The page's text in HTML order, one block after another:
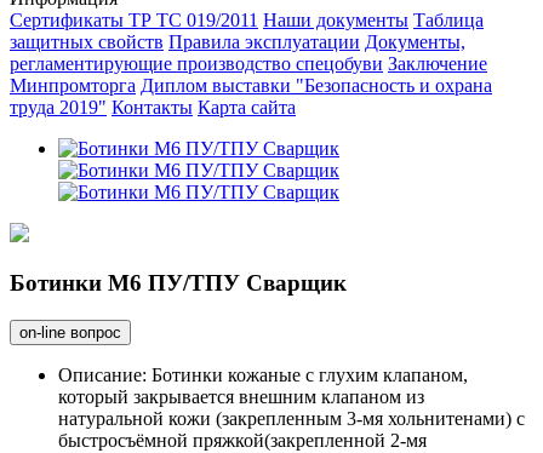
Сертификаты ТР ТС 019/2011 Наши документы Таблица
защитных свойств Правила эксплуатации Документы,
регламентирующие производство спецобуви Заключение
Минпромторга Диплом выставки "Безопасность и охрана
труда 2019" Контакты Карта сайта
Ботинки М6 ПУ/ТПУ Сварщик
on-line вопрос
Описание: Ботинки кожаные с глухим клапаном,
который закрывается внешним клапаном из
натуральной кожи (закрепленным 3-мя хольнитенами) с
быстросъёмной пряжкой(закрепленной 2-мя